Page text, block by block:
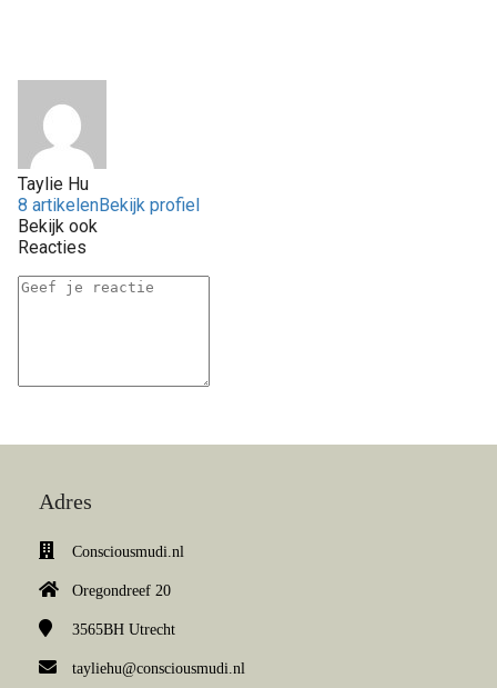
Taylie Hu
8 artikelenBekijk profiel
Bekijk ook
Reacties
Adres
Consciousmudi.nl
Oregondreef 20
3565BH Utrecht
tayliehu@consciousmudi.nl